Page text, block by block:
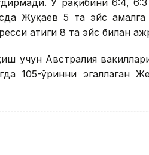
У рақибини 6:4,
Жуқаев 5 та эйс
атиги 8 та эйс билан
учун Австралия
105-ўринни эгаллаган